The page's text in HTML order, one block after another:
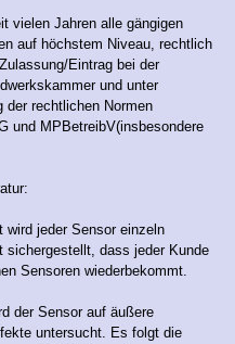
vielen Jahren alle gängigen
auf höchstem Niveau, rechtlich
Eintrag bei der
und unter
der rechtlichen Normen
und MPBetreibV(insbesondere
wird jeder Sensor einzeln
sichergestellt, dass jeder Kunde
Sensoren wiederbekommt.
der Sensor auf äußere
untersucht. Es folgt die